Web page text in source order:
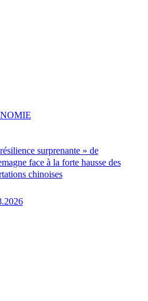
surprenante » de
face à la forte hausse des
chinoises